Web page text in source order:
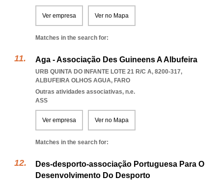
Ver empresa Ver no Mapa
Matches in the search for:
Aga - Associação Des Guineens A Albufeira
URB QUINTA DO INFANTE LOTE 21 R/C A, 8200-317,
ALBUFEIRA OLHOS AGUA, FARO
Outras atividades associativas, n.e.
ASS
Ver empresa Ver no Mapa
Matches in the search for:
Des-desporto-associação Portuguesa Para O
Desenvolvimento Do Desporto